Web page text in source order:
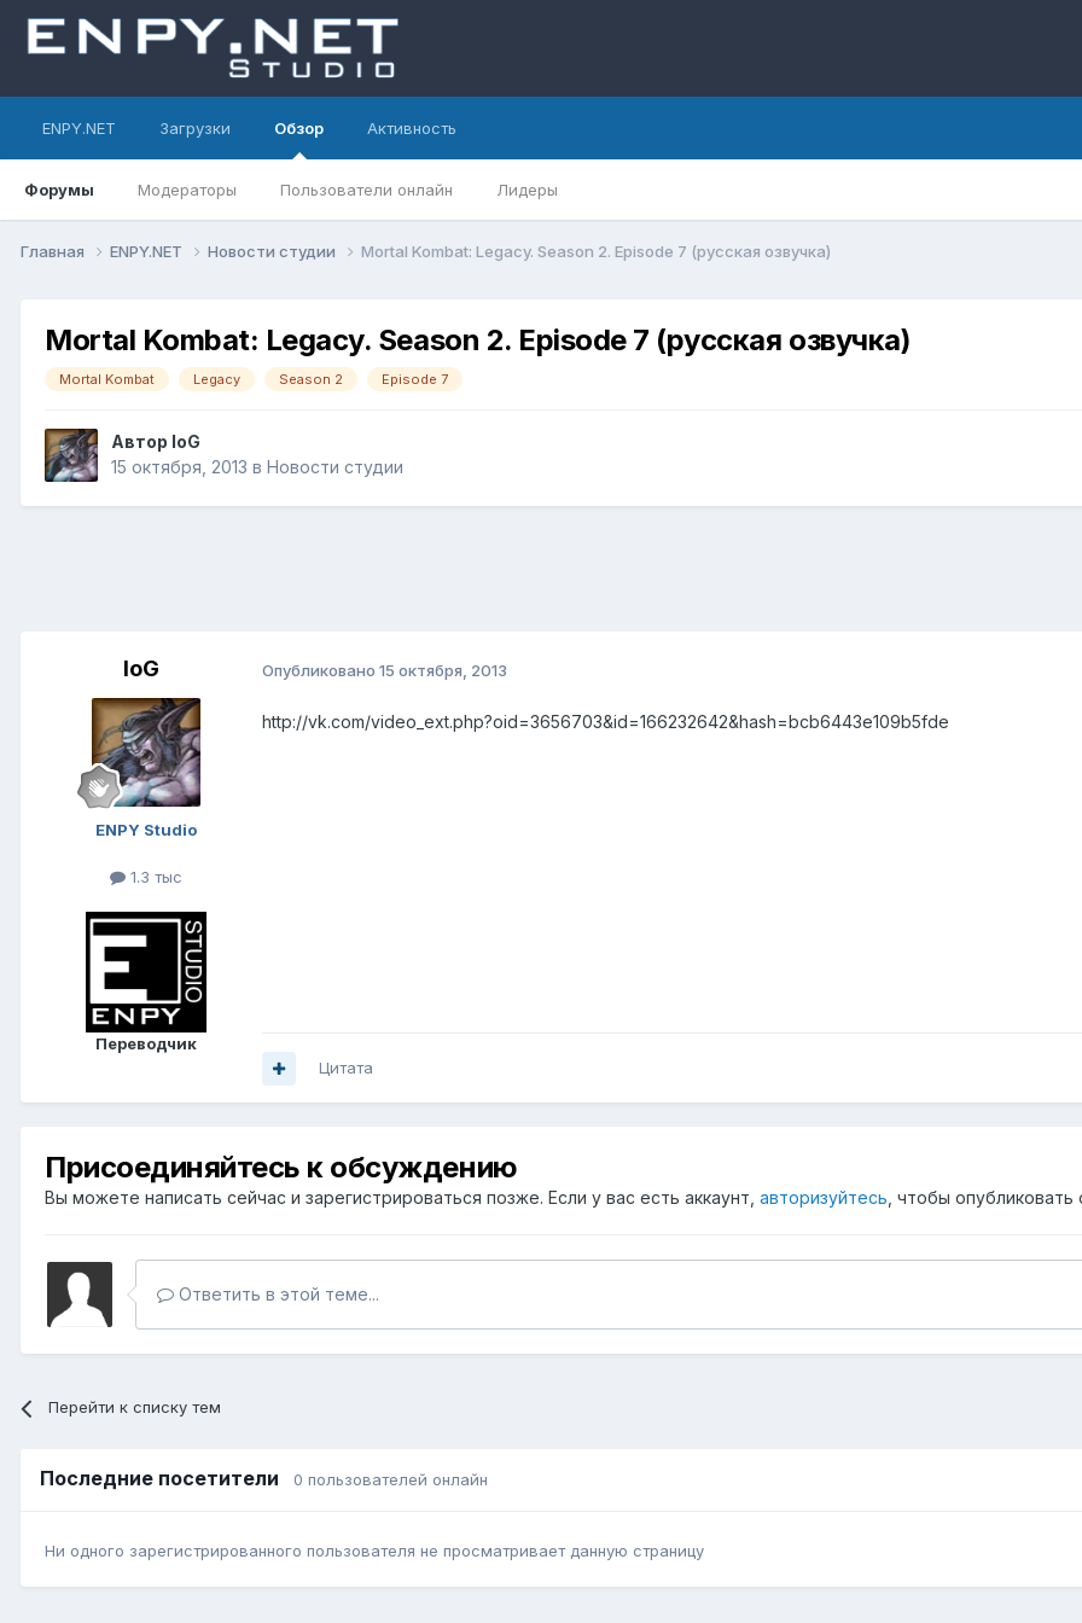
ENPY.NET Загрузки Обзор
Форумы Модераторы Пользователи онлайн Лидеры
Активность
Главная ENPY.NET Новости студии Mortal Kombat: Legacy. Season 2. Episode 7 (русская озвучка)
Mortal Kombat: Legacy. Season 2. Episode 7 (русская озвучка)
Mortal Kombat Legacy Season 2 Episode 7
Автор IoG
15 октября, 2013 в Новости студии
IoG
ENPY Studio
1.3 тыс
Переводчик
Опубликовано 15 октября, 2013
http://vk.com/video_ext.php?oid=3656703&id=166232642&hash=bcb6443e109b5fde
Цитата
Присоединяйтесь к обсуждению
Вы можете написать сейчас и зарегистрироваться позже. Если у вас есть аккаунт, авторизуйтесь , чтобы
Ответить в этой теме...
Перейти к списку тем
Последние посетители 0 пользователей онлайн
Ни одного зарегистрированного пользователя не просматривает данную страницу